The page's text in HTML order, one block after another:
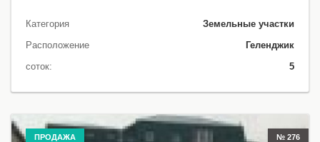
Категория
Земельные участки
Расположение
Геленджик
соток:
5
ПРОДАЖА № 276